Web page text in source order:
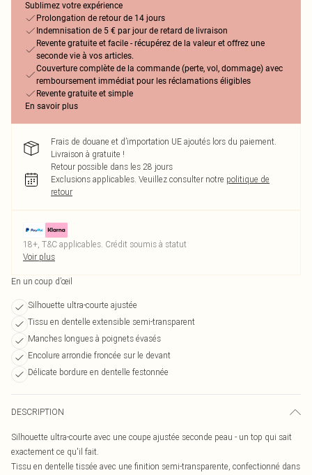
Sublimez votre expérience
Prolongation de retour de 14 jours
Indemnisation de 5 € par jour de retard de livraison
Revente gratuite et facile - récupérez de la valeur et offrez une
seconde vie à vos articles.
Couverture complète de la commande (perte, vol, dommage) avec
remboursement immédiat pour les réclamations éligibles
Revente gratuite et simple
En savoir plus
Frais de douane et d’importation UE ajoutés lors du paiement.
Livraison à gratuite !
Retour possible dans les 28 jours
Exclusions applicables. Veuillez consulter notre politique de
retour
18+, T&C applicables. Crédit soumis à statut
Voir plus
En un coup d’œil
Silhouette ultra-courte ajustée
Tissu en dentelle extensible semi-transparent
Manches longues à poignets évasés
Encolure arrondie froncée sur le devant
Délicate bordure en dentelle festonnée
DESCRIPTION
Silhouette ultra-courte avec une coupe ajustée seconde peau - un top qui sait
exactement ce qu'il fait.
Tissu en dentelle tissée avec une finition semi-transparente, confectionné dans